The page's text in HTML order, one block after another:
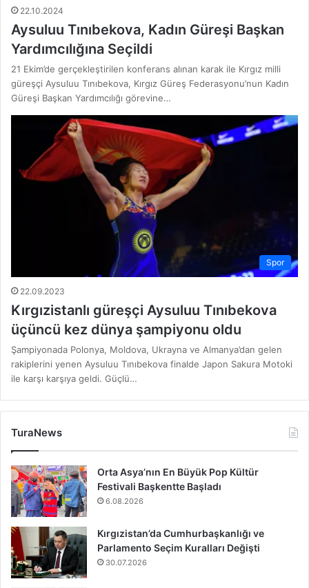
22.10.2024
Aysuluu Tınıbekova, Kadın Güreşi Başkan
Yardımcılığına Seçildi
21 Ekim’de gerçekleştirilen konferans alınan karak ile Kırgız milli
güreşçi Aysuluu Tınıbekova, Kırgız Güreş Federasyonu’nun Kadın
Güreşi Başkan Yardımcılığı görevine…
Spor
22.09.2023
Kırgızistanlı güreşçi Aysuluu Tınıbekova
üçüncü kez dünya şampiyonu oldu
Şampiyonada Polonya, Moldova, Ukrayna ve Almanya’dan gelen
rakiplerini yenen Aysuluu Tınıbekova finalde Japon Sakura Motoki
ile karşı karşıya geldi. Güçlü…
TuraNews
Orta Asya’nın En Büyük Pop Kültür
Festivali Başkentte Başladı
6.08.2026
Kırgızistan’da Cumhurbaşkanlığı ve
Parlamento Seçim Kuralları Değişti
30.07.2026